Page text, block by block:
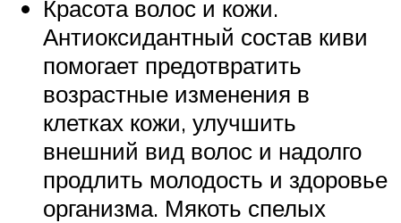
Красота волос и кожи.
Антиоксидантный состав киви
помогает предотвратить
возрастные изменения в
клетках кожи, улучшить
внешний вид волос и надолго
продлить молодость и здоровье
организма. Мякоть спелых